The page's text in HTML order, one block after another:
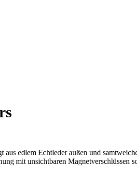
edlem Echtleder außen und
mit unsichtbaren Magnetverschlüssen